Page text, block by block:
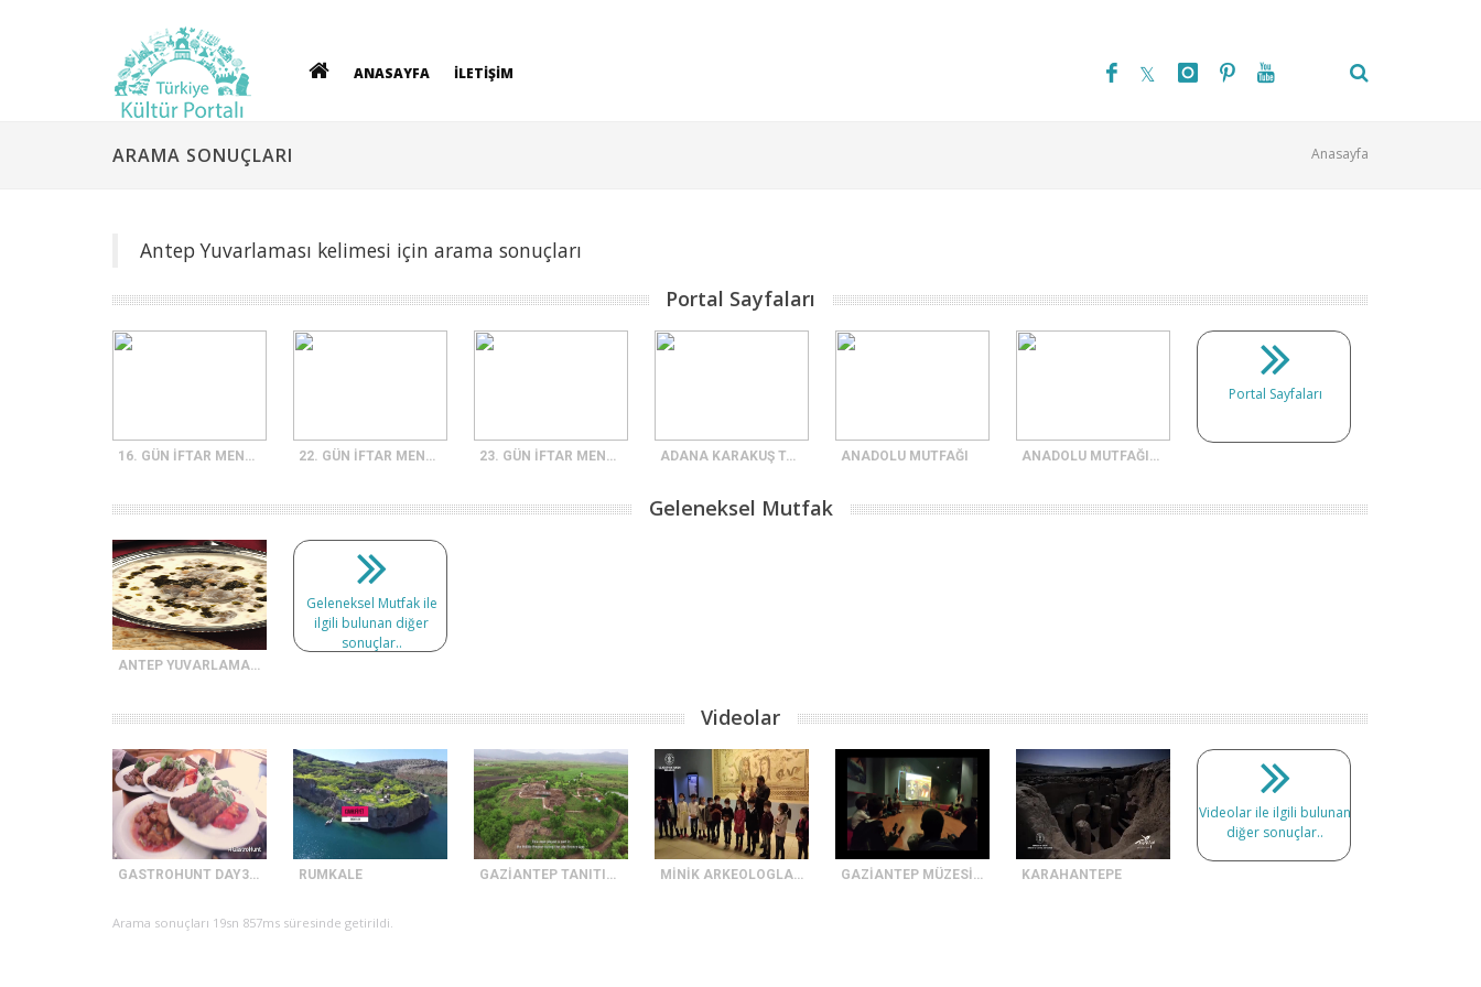
ANASAYFA İLETİŞİM
Anasayfa
ARAMA SONUÇLARI
Antep Yuvarlaması kelimesi için arama sonuçları
Portal Sayfaları
16. GÜN İFTAR MENÜSÜ 22. GÜN İFTAR MENÜSÜ 23. GÜN İFTAR MENÜSÜ ADANA KARAKUŞ TATLISI ANADOLU MUTFAĞI ANADOLU MUTFAĞININ 10 ÖZEL PİLAVI
Portal Sayfaları
Geleneksel Mutfak
ANTEP YUVARLAMASI
Geleneksel Mutfak ile
ilgili bulunan diğer
sonuçlar..
Videolar
GASTROHUNT DAY3 GAZİANTEP RUMKALE GAZİANTEP TANITIM FİLMİ MİNİK ARKEOLOGLAR ZEUGMA MOZAİK MÜZESİNDE GAZİANTEP MÜZESİ ETKİNLİK KARAHANTEPE
Videolar ile ilgili bulunan
diğer sonuçlar..
Arama sonuçları 19sn 857ms süresinde getirildi.